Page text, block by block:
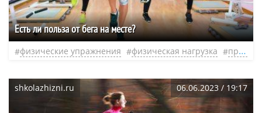
Есть ли польза от бега на месте?
физические упражнения физическая нагрузка простые упражнения
shkolazhizni.ru 06.06.2023 / 19:17